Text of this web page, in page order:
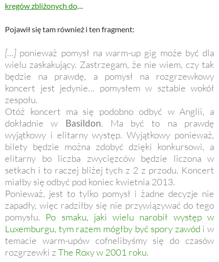
kręgów zbliżonych do…
Pojawił się tam również i ten fragment:
[…] ponieważ pomysł na warm-up gig może być dla
wielu zaskakujący. Zastrzegam, że nie wiem, czy tak
będzie na prawdę, a pomysł na rozgrzewkowy
koncert jest jedynie… pomysłem w sztabie wokół
zespołu.
Otóż koncert ma się podobno odbyć w Anglii, a
dokładnie w Basildon. Ma być to na prawdę
wyjątkowy i elitarny występ. Wyjątkowy ponieważ,
bilety będzie można zdobyć dzięki konkursowi, a
elitarny bo liczba zwycięzców będzie liczona w
setkach i to raczej bliżej tych z 2 z przodu. Koncert
miałby się odbyć pod koniec kwietnia 2013.
Ponieważ, jest to tylko pomysł i żadne decyzje nie
zapadły, więc radziłby się nie przywiązywać do tego
pomysłu. Po smaku, jaki wielu narobił występ w
Luxemburgu, tym razem mógłby być spory zawód i w
temacie warm-upów cofnelibyśmy się do czasów
rozgrzewki z The Roxy w 2001 roku.